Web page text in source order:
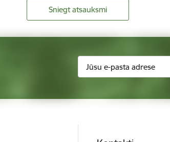
Sniegt atsauksmi